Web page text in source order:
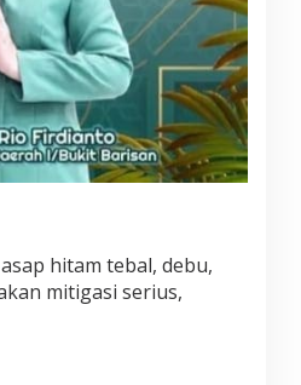
hitam tebal, debu,
mitigasi serius,